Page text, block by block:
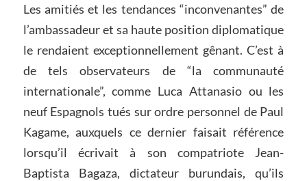
Les amitiés et les tendances “inconvenantes” de
l’ambassadeur et sa haute position diplomatique
le rendaient exceptionnellement gênant. C’est à
de tels observateurs de “la communauté
internationale”, comme Luca Attanasio ou les
neuf Espagnols tués sur ordre personnel de Paul
Kagame, auxquels ce dernier faisait référence
lorsqu’il écrivait à son compatriote Jean-
Baptista Bagaza, dictateur burundais, qu’ils